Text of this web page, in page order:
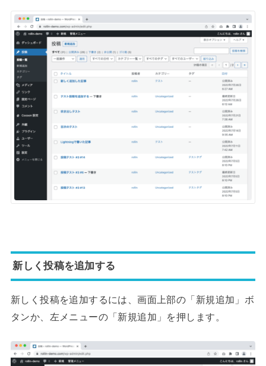
新しく投稿を追加する
新しく投稿を追加するには、画面上部の「新規追加」ボ
タンか、左メニューの「新規追加」を押します。